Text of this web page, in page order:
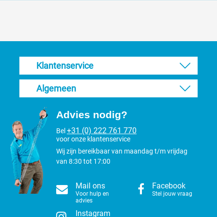
Klantenservice
Algemeen
Advies nodig?
Bel+31 (0) 222 761 770
voor onze klantenservice
Wij zijn bereikbaar van maandag t/m vrijdag
van 8:30 tot 17:00
Mail ons
Voor hulp en
advies
Facebook
Stel jouw vraag
Instagram